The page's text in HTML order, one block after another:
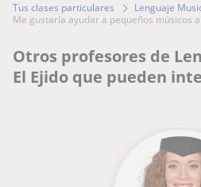
Tus clases particulares Lenguaje
me gustaría ayudar a pequeños músicos
Otros profesores de
El Ejido que pueden